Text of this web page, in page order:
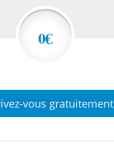
0€
vous gratuitement